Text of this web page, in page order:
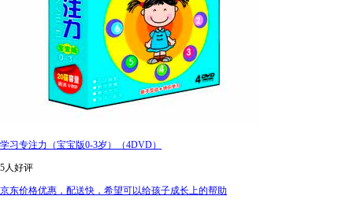
学习专注力（宝宝版0-3岁）（4DVD）
5人好评
京东价格优惠，配送快，希望可以给孩子成长上的帮助